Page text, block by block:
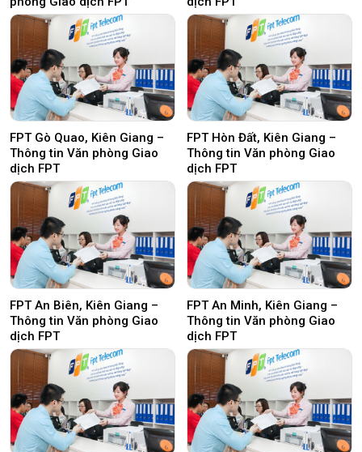
FPT Gò Quao, Kiên Giang –
Thông tin Văn phòng Giao
dịch FPT
FPT Hòn Đất, Kiên Giang –
Thông tin Văn phòng Giao
dịch FPT
FPT An Biên, Kiên Giang –
Thông tin Văn phòng Giao
dịch FPT
FPT An Minh, Kiên Giang –
Thông tin Văn phòng Giao
dịch FPT